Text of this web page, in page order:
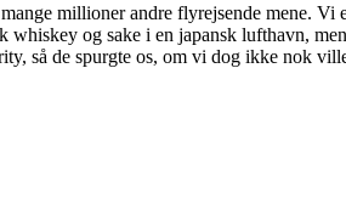
millioner andre flyrejsende mene. Vi
whiskey og sake i en japansk lufthavn,
så de spurgte os, om vi dog ikke nok